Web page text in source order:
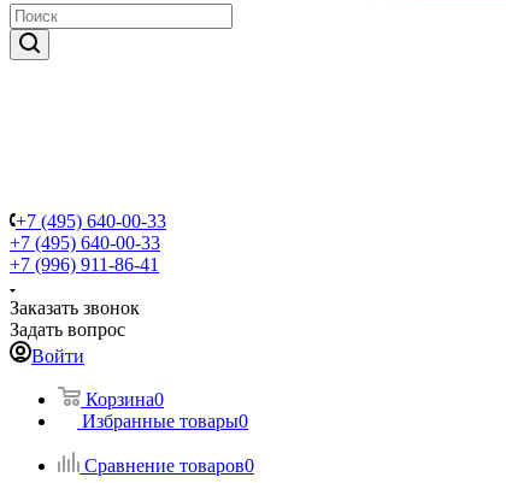
+7 (495) 640-00-33
+7 (495) 640-00-33
+7 (996) 911-86-41
Заказать звонок
Задать вопрос
Войти
Корзина0
Избранные товары0
Сравнение товаров0